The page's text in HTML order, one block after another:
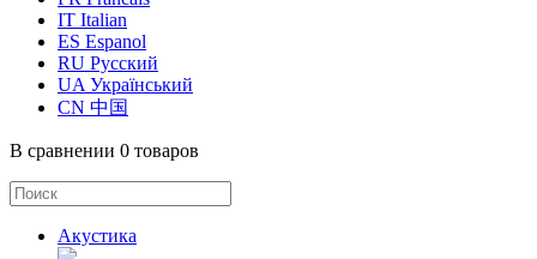
IT Italian
ES Espanol
RU Русский
UA Український
CN 中国
В сравнении 0 товаров
Акустика